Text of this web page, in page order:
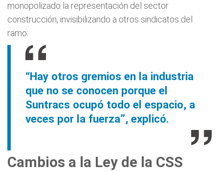
monopolizado la representación del sector
construcción, invisibilizando a otros sindicatos del
ramo:
“Hay otros gremios en la industria
que no se conocen porque el
Suntracs ocupó todo el espacio, a
veces por la fuerza”, explicó.
Cambios a la Ley de la CSS